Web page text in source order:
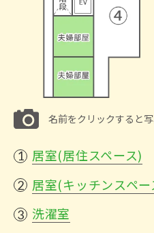
名前をクリックすると
居室(居住スペース)
居室(キッチンスペー
洗濯室